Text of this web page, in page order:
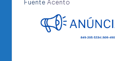
Fuente Acento